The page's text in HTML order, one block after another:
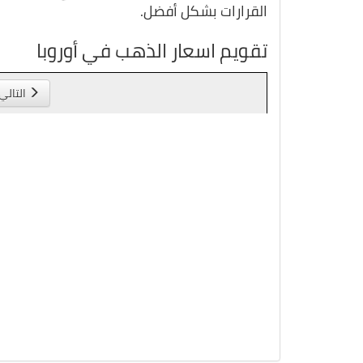
القرارات بشكل أفضل.
تقويم اسعار الذهب في أوروبا